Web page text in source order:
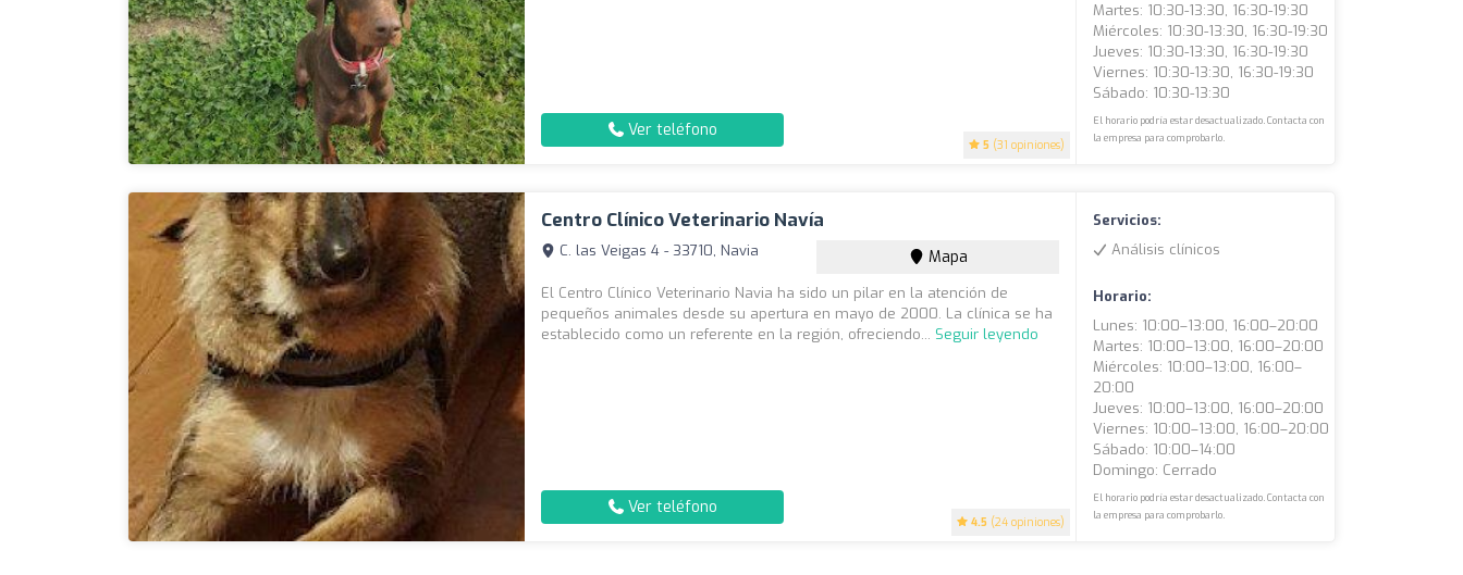
5 (31 opiniones)
Ver teléfono
Martes: 10:30-13:30, 16:30-19:30
Miércoles: 10:30-13:30, 16:30-19:30
Jueves: 10:30-13:30, 16:30-19:30
Viernes: 10:30-13:30, 16:30-19:30
Sábado: 10:30-13:30
El horario podría estar desactualizado. Contacta con
la empresa para comprobarlo.
Centro Clínico Veterinario Navía
4.5 (24 opiniones)
C. las Veigas 4 - 33710, Navia Mapa
El Centro Clínico Veterinario Navia ha sido un pilar en la atención de
pequeños animales desde su apertura en mayo de 2000. La clínica se ha
establecido como un referente en la región, ofreciendo... Seguir leyendo
Ver teléfono
Servicios:
Análisis clínicos
Horario:
Lunes: 10:00–13:00, 16:00–20:00
Martes: 10:00–13:00, 16:00–20:00
Miércoles: 10:00–13:00, 16:00–
20:00
Jueves: 10:00–13:00, 16:00–20:00
Viernes: 10:00–13:00, 16:00–20:00
Sábado: 10:00–14:00
Domingo: Cerrado
El horario podría estar desactualizado. Contacta con
la empresa para comprobarlo.